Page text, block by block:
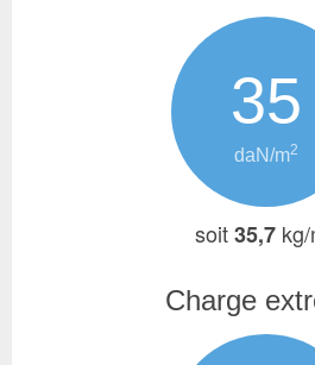
35
daN/m2
soit35,7
Charge